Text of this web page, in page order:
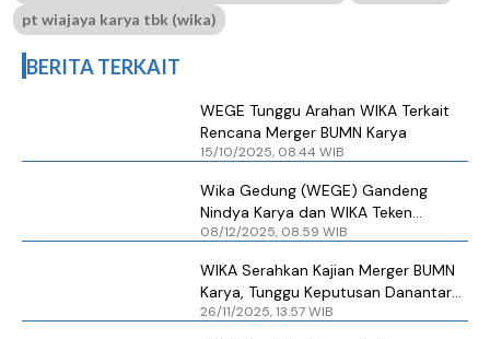
pt wiajaya karya tbk (wika)
BERITA TERKAIT
WEGE Tunggu Arahan WIKA Terkait
15/10/2025, 08.44 WIB
Wika Gedung (WEGE) Gandeng
Nindya Karya dan WIKA Teken
Kontrak Rp 1,96 Triliun di IKN
08/12/2025, 08.59 WIB
WIKA Serahkan Kajian Merger BUMN
Karya, Tunggu Keputusan Danantara
Indonesia
26/11/2025, 13.57 WIB